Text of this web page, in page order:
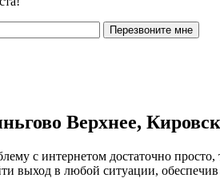
Перезвоните мне
Верхнее,
с интернетом достаточно
выход в любой ситуации,